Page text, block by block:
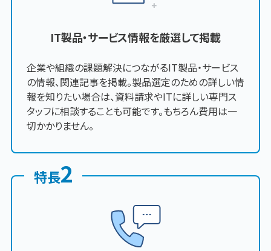
IT製品・サービス情報を厳選して掲載
企業や組織の課題解決につながるIT製品・サービス
の情報、関連記事を掲載。製品選定のための詳しい情
報を知りたい場合は、資料請求やITに詳しい専門ス
タッフに相談することも可能です。もちろん費用は一
切かかりません。
特長2